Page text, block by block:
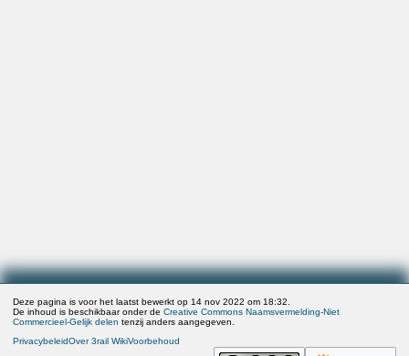
Deze pagina is voor het laatst bewerkt op 14 nov 2022 om 18:32.
De inhoud is beschikbaar onder deCreative Commons Naamsvermelding-Niet
Commercieel-Gelijk delen tenzij anders aangegeven.
PrivacybeleidOver 3rail WikiVoorbehoud